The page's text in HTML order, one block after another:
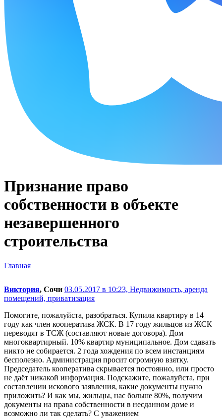
Признание право
собственности в объекте
незавершенного
строительства
Главная
Виктория, Сочи 03.05.2017 в 10:23, Недвижимость, аренда
помещений, приватизация
Помогите, пожалуйста, разобраться. Купила квартиру в 14
году как член кооператива ЖСК. В 17 году жильцов из ЖСК
переводят в ТСЖ (составляют новые договора). Дом
многоквартирный. 10% квартир муниципальное. Дом сдавать
никто не собирается. 2 года хождения по всем инстанциям
бесполезно. Администрация просит огромную взятку.
Председатель кооператива скрывается постоянно, или просто
не даёт никакой информация. Подскажите, пожалуйста, при
составлении искового заявления, какие документы нужно
приложить? И как мы, жильцы, нас больше 80%, получим
документы на права собственности в несданном доме и
возможно ли так сделать? С уважением